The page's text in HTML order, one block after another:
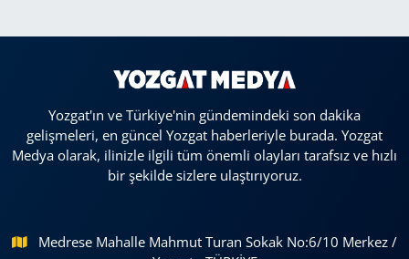
Yozgat'ın ve Türkiye'nin gündemindeki son dakika
gelişmeleri, en güncel Yozgat haberleriyle burada. Yozgat
Medya olarak, ilinizle ilgili tüm önemli olayları tarafsız ve hızlı
bir şekilde sizlere ulaştırıyoruz.
Medrese Mahalle Mahmut Turan Sokak No:6/10 Merkez /